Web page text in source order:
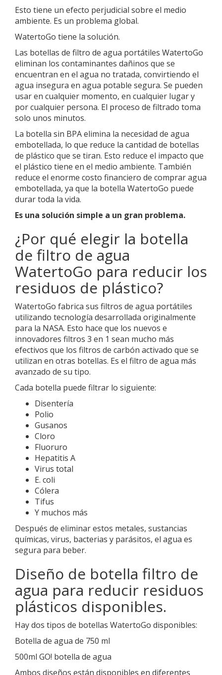
Esto tiene un efecto perjudicial sobre el medio
ambiente. Es un problema global.
WatertoGo tiene la solución.
Las botellas de filtro de agua portátiles WatertoGo
eliminan los contaminantes dañinos que se
encuentran en el agua no tratada, convirtiendo el
agua insegura en agua potable segura. Se pueden
usar en cualquier momento, en cualquier lugar y
por cualquier persona. El proceso de filtrado toma
solo unos minutos.
La botella sin BPA elimina la necesidad de agua
embotellada, lo que reduce la cantidad de botellas
de plástico que se tiran. Esto reduce el impacto que
el plástico tiene en el medio ambiente. También
reduce el enorme costo financiero de comprar agua
embotellada, ya que la botella WatertoGo puede
durar toda la vida.
Es una solución simple a un gran problema.
¿Por qué elegir la botella
de filtro de agua
WatertoGo para reducir los
residuos de plástico?
WatertoGo fabrica sus filtros de agua portátiles
utilizando tecnología desarrollada originalmente
para la NASA. Esto hace que los nuevos e
innovadores filtros 3 en 1 sean mucho más
efectivos que los filtros de carbón activado que se
utilizan en otras botellas. Es el filtro de agua más
avanzado de su tipo.
Cada botella puede filtrar lo siguiente:
Disentería
Polio
Gusanos
Cloro
Fluoruro
Hepatitis A
Virus total
E. coli
Cólera
Tifus
Y muchos más
Después de eliminar estos metales, sustancias
químicas, virus, bacterias y parásitos, el agua es
segura para beber.
Diseño de botella filtro de
agua para reducir residuos
plásticos disponibles.
Hay dos tipos de botellas WatertoGo disponibles:
Botella de agua de 750 ml
500ml GO! botella de agua
Ambos diseños están disponibles en diferentes